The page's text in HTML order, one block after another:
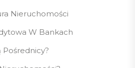
Nieruchomości
W Bankach